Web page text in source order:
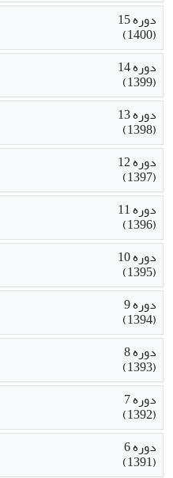
دوره 15
(1400)
دوره 14
(1399)
دوره 13
(1398)
دوره 12
(1397)
دوره 11
(1396)
دوره 10
(1395)
دوره 9
(1394)
دوره 8
(1393)
دوره 7
(1392)
دوره 6
(1391)